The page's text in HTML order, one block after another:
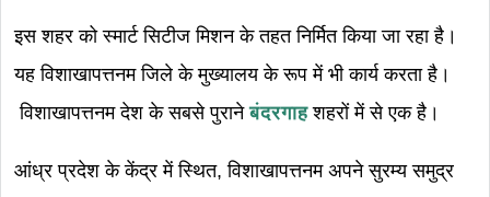
इस शहर को स्मार्ट सिटीज मिशन के तहत निर्मित किया जा रहा है।
यह विशाखापत्तनम जिले के मुख्यालय के रूप में भी कार्य करता है।
विशाखापत्तनम देश के सबसे पुरानेबंदरगाहशहरों में से एक है।
आंध्र प्रदेश के केंद्र में स्थित, विशाखापत्तनम अपने सुरम्य समुद्र